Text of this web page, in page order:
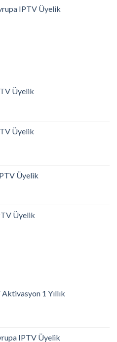
fiyat: IPTV Üyelik
Üyelik
Üyelik
Üyelik
Üyelik
1 Yıllık
IPTV Üyelik